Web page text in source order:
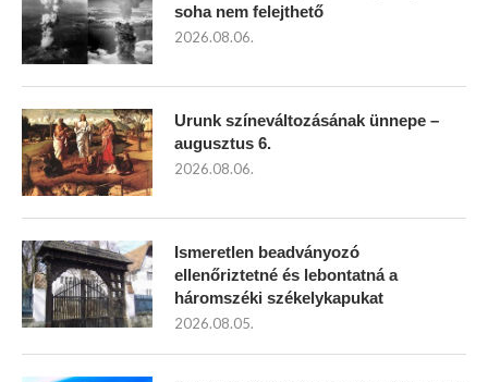
soha nem felejthető
2026.08.06.
Urunk színeváltozásának ünnepe –
augusztus 6.
2026.08.06.
Ismeretlen beadványozó
ellenőriztetné és lebontatná a
háromszéki székelykapukat
2026.08.05.